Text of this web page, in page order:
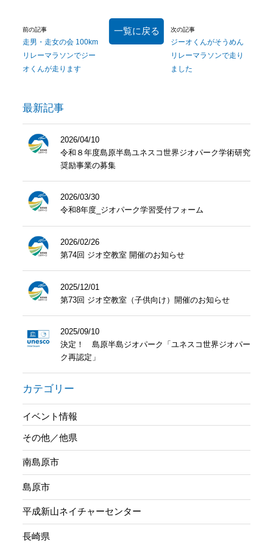
前の記事
走男・走女の会 100km
リレーマラソンでジー
オくんが走ります
次の記事
ジーオくんがそうめん
リレーマラソンで走り
ました
一覧に戻る
最新記事
2026/04/10
令和８年度島原半島ユネスコ世界ジオパーク学術研究
奨励事業の募集
2026/03/30
令和8年度_ジオパーク学習受付フォーム
2026/02/26
第74回 ジオ空教室 開催のお知らせ
2025/12/01
第73回 ジオ空教室（子供向け）開催のお知らせ
2025/09/10
決定！ 島原半島ジオパーク「ユネスコ世界ジオパー
ク再認定」
カテゴリー
イベント情報
その他／他県
南島原市
島原市
平成新山ネイチャーセンター
長崎県